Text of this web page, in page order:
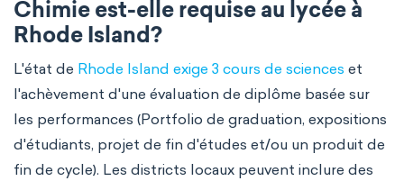
Chimie est-elle requise au lycée à
Rhode Island?
L'état de Rhode Island exige 3 cours de sciences et
l'achèvement d'une évaluation de diplôme basée sur
les performances (Portfolio de graduation, expositions
d'étudiants, projet de fin d'études et/ou un produit de
fin de cycle). Les districts locaux peuvent inclure des